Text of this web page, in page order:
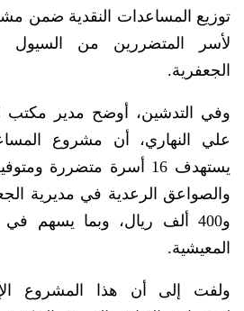
توزيع المساعدات النقدية ضمن
لأسر المتضررين من السيول
الجعفرية.
وفي التدشين، أوضح مدير مكتب
علي النهاري، أن مشروع
يستهدف 16 أسرة متضررة
و400 ألف ريال، وبما يسهم
المعيشية.
ولفت إلى أن هذا المشروع